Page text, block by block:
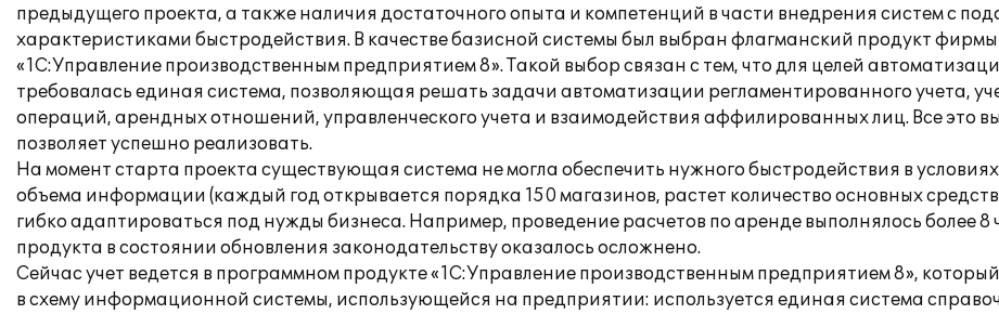
предыдущего проекта, а также наличия достаточного опыта и компетенций в части внедрения систем с
характеристиками быстродействия. В качестве базисной системы был выбран флагманский продукт фирмы
«1С:Управление производственным предприятием 8». Такой выбор связан с тем, что для целей
требовалась единая система, позволяющая решать задачи автоматизации регламентированного учета,
операций, арендных отношений, управленческого учета и взаимодействия аффилированных лиц. Все это
позволяет успешно реализовать.
На момент старта проекта существующая система не могла обеспечить нужного быстродействия в
объема информации (каждый год открывается порядка 150 магазинов, растет количество основных
гибко адаптироваться под нужды бизнеса. Например, проведение расчетов по аренде выполнялось более
продукта в состоянии обновления законодательству оказалось осложнено.
Сейчас учет ведется в программном продукте «1С:Управление производственным предприятием 8»,
в схему информационной системы, использующейся на предприятии: используется единая система